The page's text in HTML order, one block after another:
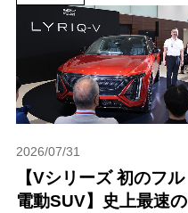
2026/07/31
【Vシリーズ 初のフル
電動SUV】史上最速の